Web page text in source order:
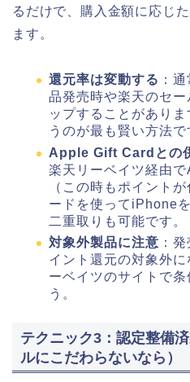
るだけで、購入金額に応じ
ます。
還元率は変動する ：
品発売時や楽天のセ
ップすることがあり
うのが最も賢い方法で
Apple Gift Cardとの
楽天リーベイツ経由
（この時もポイント
ードを使ってiPhone
二重取りも可能です。
対象外製品に注意 ：
イント還元の対象外
ーベイツのサイトで
う。
テクニック3：認定整備
ルにこだわらないなら）